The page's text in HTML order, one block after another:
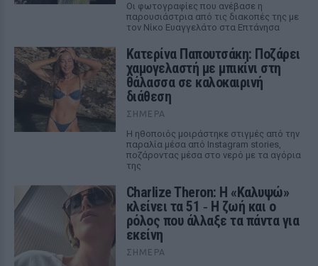
Οι φωτογραφίες που ανέβασε η
παρουσιάστρια από τις διακοπές της με
τον Νίκο Ευαγγελάτο στα Επτάνησα
Κατερίνα Παπουτσάκη: Ποζάρει
χαμογελαστή με μπικίνι στη
θάλασσα σε καλοκαιρινή
διάθεση
ΣΉΜΕΡΑ
Η ηθοποιός μοιράστηκε στιγμές από την
παραλία μέσα από Instagram stories,
ποζάροντας μέσα στο νερό με τα αγόρια
της
Charlize Theron: Η «Καλυψώ»
κλείνει τα 51 ‑ H ζωή και ο
ρόλος που άλλαξε τα πάντα για
εκείνη
ΣΉΜΕΡΑ